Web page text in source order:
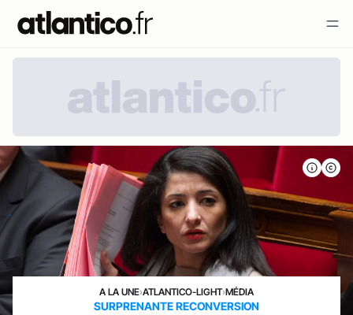
A LA UNE›ATLANTICO-LIGHT›MÉDIA
SURPRENANTE RECONVERSION